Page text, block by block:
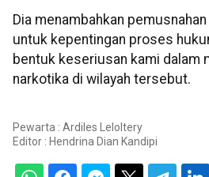
Dia menambahkan
untuk kepentingan proses
bentuk keseriusan kami dalam
narkotika di wilayah tersebut.
Pewarta : Ardiles Leloltery
Editor : Hendrina Dian Kandipi